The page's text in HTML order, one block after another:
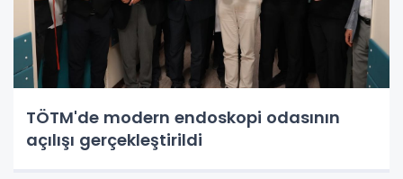
TÖTM'de modern endoskopi odasının
açılışı gerçekleştirildi